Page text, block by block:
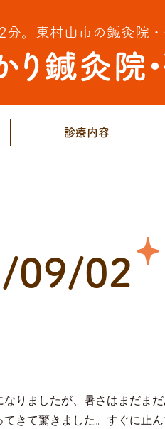
。 東村山市の鍼灸院
診療内容
09/02
りましたが、暑さはまだまだ
きて驚きました。すぐに止ん